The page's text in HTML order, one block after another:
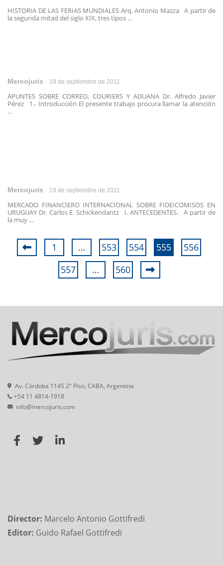
HISTORIA DE LAS FERIAS MUNDIALES Arq. Antonio Mazza A partir de
la segunda mitad del siglo XIX, tres tipos ...
Mercojuris 19 de septiembre de 2011
APUNTES SOBRE CORREO, COURIERS Y ADUANA Dr. Alfredo Javier
Pérez 1.- Introducción El presente trabajo procura llamar la atención
...
Mercojuris 19 de septiembre de 2011
MERCADO FINANCIERO INTERNACIONAL SOBRE FIDEICOMISOS EN
URUGUAY Dr. Carlos E. Schickendantz I. ANTECEDENTES. A partir de
la muy ...
1 … 553 554 555
556
557
… 560
Av. Córdoba 1145 2° Piso, CABA, Argentina
+54 11 4814-1918
info@mercojuris.com
Director: Marcelo Antonio Gottifredi
Editor: Guido Rafael Gottifredi